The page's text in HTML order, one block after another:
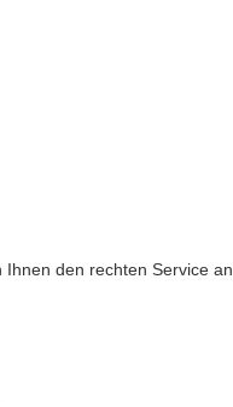
Ihnen den rechten Service an